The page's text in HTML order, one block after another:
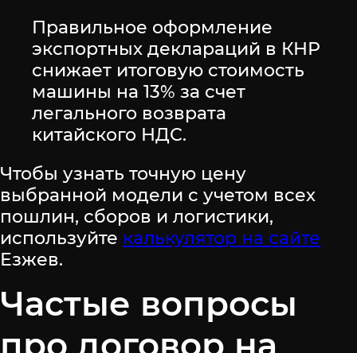
Правильное оформление
экспортных деклараций в КНР
снижает итоговую стоимость
машины на 13% за счет
легального возврата
китайского НДС.
Чтобы узнать точную цену
выбранной модели с учетом всех
пошлин, сборов и логистики,
используйте калькулятор на сайте
Езжев.
Частые вопросы